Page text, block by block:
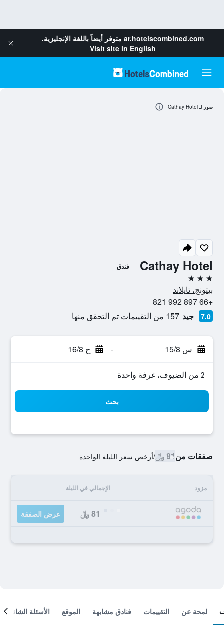
ar.hotelscombined.com متوفر أيضاً باللغة الإنجليزية.
Visit site in English
Cathay Hotel فندق
3 نجوم
بيتونج، تايلاند
+66 897 992 821
7.0 جيد 157 من التقييمات تم التحقق منها
س 15/8 - ح 16/8
2 من الضيوف، غرفة واحدة
بحث
صفقات من81 ﷼ /أرخص سعر الليلة الواحدة
مزود الإجمالي في الليلة
81 ﷼ عرض الصفقة
صور لـ Cathay Hotel
لمحة عن التقييمات فنادق مشابهة الموقع الأسئلة الشائعة